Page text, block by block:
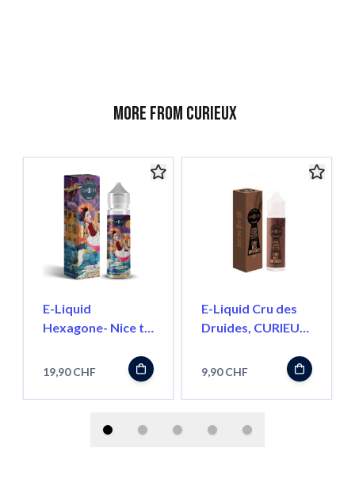
More from Curieux
E-Liquid
Hexagone- Nice to
CURIEUX
19,90 CHF
E-Liquid Cru des
Druides, CURIEUX
9,90 CHF